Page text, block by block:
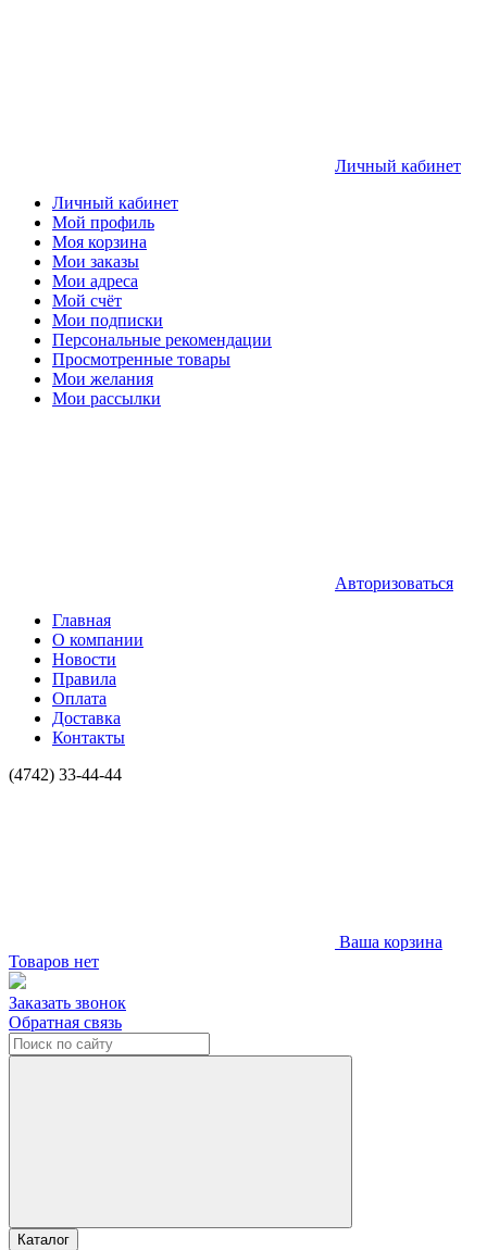
Личный кабинет
Личный кабинет
Мой профиль
Моя корзина
Мои заказы
Мои адреса
Мой счёт
Мои подписки
Персональные рекомендации
Просмотренные товары
Мои желания
Мои рассылки
Авторизоваться
Главная
О компании
Новости
Правила
Оплата
Доставка
Контакты
(4742) 33-44-44
Ваша корзина
Товаров нет
Заказать звонок
Обратная связь
Каталог